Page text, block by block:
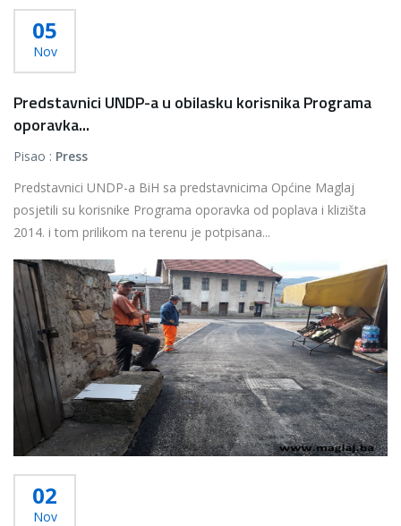
05
Nov
Predstavnici UNDP-a u obilasku korisnika Programa
oporavka...
Pisao : Press
Predstavnici UNDP-a BiH sa predstavnicima Općine Maglaj
posjetili su korisnike Programa oporavka od poplava i klizišta
2014. i tom prilikom na terenu je potpisana...
Više...
02
Nov